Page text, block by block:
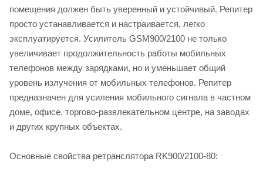
помещения должен быть уверенный и устойчивый. Репитер
просто устанавливается и настраивается, легко
эксплуатируется. Усилитель GSM900/2100 не только
увеличивает продолжительность работы мобильных
телефонов между зарядками, но и уменьшает общий
уровень излучения от мобильных телефонов. Репитер
предназначен для усиления мобильного сигнала в частном
доме, офисе, торгово-развлекательном центре, на заводах
и других крупных объектах.
Основные свойства ретранслятора RK900/2100-80: